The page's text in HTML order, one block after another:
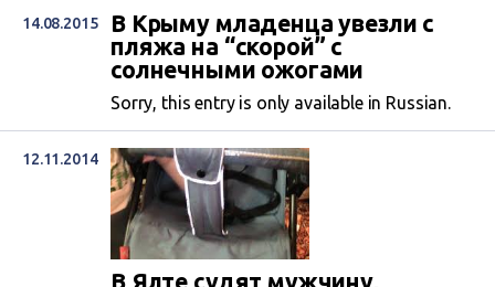
14.08.2015
В Крыму младенца увезли с
пляжа на “скорой” с
солнечными ожогами
Sorry, this entry is only available in Russian.
12.11.2014
В Ялте судят мужчину,